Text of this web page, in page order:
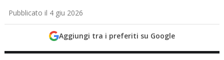
Pubblicato il 4 giu 2026
Aggiungi tra i preferiti su Google